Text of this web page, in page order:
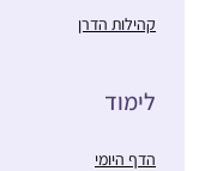
קהילות הדרן
לימוד
הדף היומי